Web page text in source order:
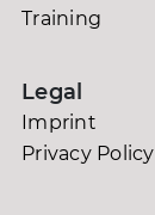
Training
Legal
Imprint
Privacy Policy